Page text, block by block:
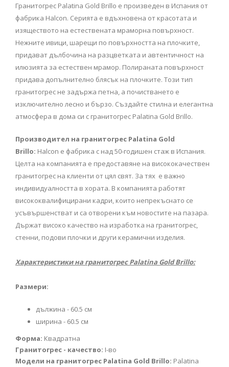
Гранитогрес Palatina Gold Brillo e произведен в Испания от
фабрика Halcon. Серията е вдъхновена от красотата и
изяществото на естествената мраморна повърхност.
Нежните ивици, шарещи по повърхността на плочките,
придават дълбочина на разцветката и автентичност на
илюзията за естествен мрамор. Полираната повърхност
придава допълнително блясък на плочките. Този тип
гранитогрес не задържа петна, а почистването е
изключително лесно и бързо. Създайте стилна и елегантна
атмосфера в дома си с гранитогрес Palatina Gold Brillo.
Производител на гранитогрес Palatina Gold
Brillo: Halcon е фабрика с над 50-годишен стаж в Испания.
Целта на компанията е предоставяне на висококачествен
гранитогрес на клиенти от цял свят. За тях е важно
индивидуалността в хората. В компанията работят
висококвалифицирани кадри, които непрекъснато се
усъвършенстват и са отворени към новостите на пазара.
Държат високо качество на изработка на гранитогрес,
стенни, подови плочки и други керамични изделия.
Характеристики на гранитогрес Palatina Gold Brillo:
Размери:
дължина - 60.5 см
ширина - 60.5 см
Форма: Квадратна
Гранитогрес - качество: I-во
Модели на гранитогрес Palatina Gold Brillo: Palatina